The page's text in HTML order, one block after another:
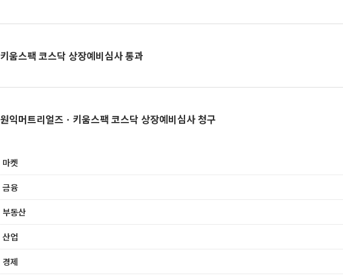
키움스팩 코스닥 상장예비심사 통과
원익머트리얼즈ㆍ키움스팩 코스닥 상장예비심사 청구
마켓
금융
부동산
산업
경제